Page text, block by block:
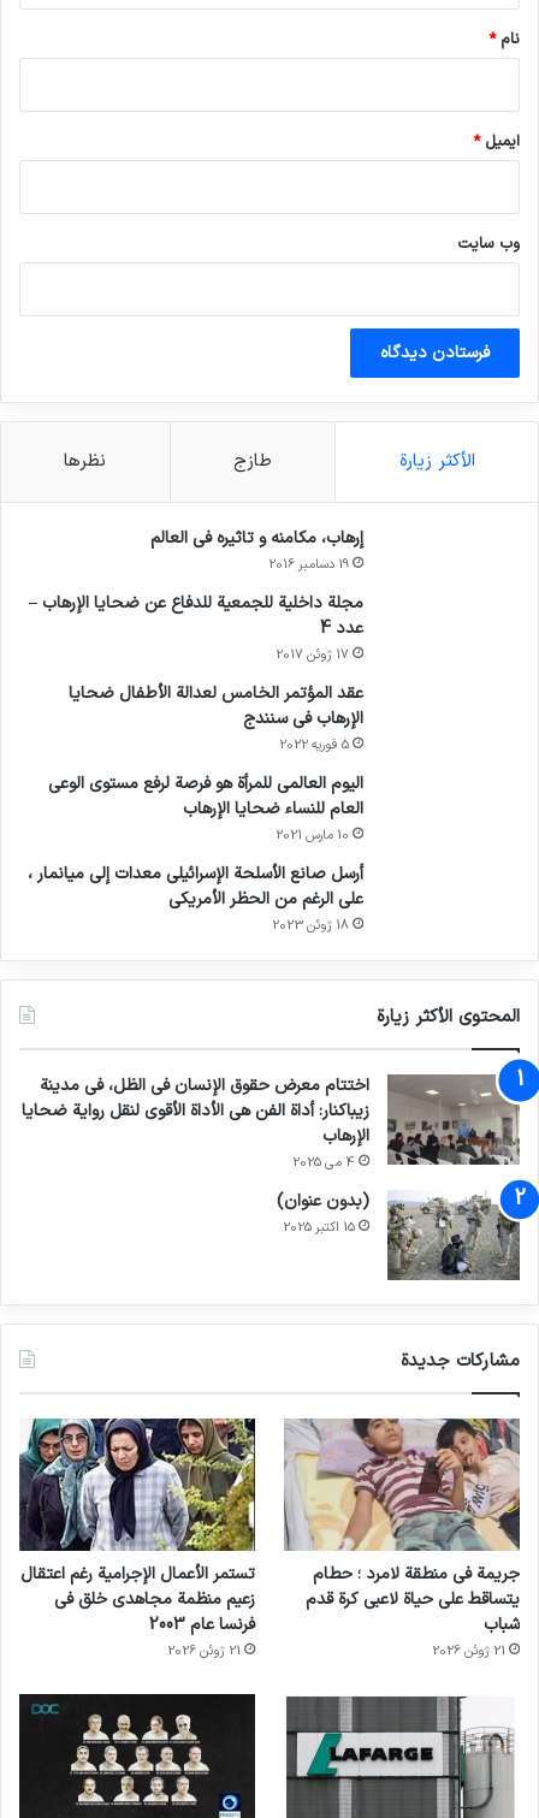
نام*
ایمیل*
وب‌ سایت
الأكثر زيارة طازج نظرها
إرهاب، مكامنه و تاثيره في العالم
19 دسامبر 2016
مجلة داخلية للجمعية للدفاع عن ضحايا الإرهاب –
عدد 4
17 ژوئن 2017
عقد المؤتمر الخامس لعدالة الأطفال ضحايا
الإرهاب في سنندج
5 فوریه 2022
اليوم العالمي للمرأة هو فرصة لرفع مستوى الوعي
العام للنساء ضحايا الإرهاب
10 مارس 2021
أرسل صانع الأسلحة الإسرائيلي معدات إلى ميانمار ،
على الرغم من الحظر الأمريكي
18 ژوئن 2023
المحتوى الأكثر زيارة
اختتام معرض حقوق الإنسان في الظل، في مدينة
زيباكنار: أداة الفن هي الأداة الأقوى لنقل رواية ضحايا
الإرهاب
4 می 2025
(بدون عنوان)
15 اکتبر 2025
مشاركات جديدة
جريمة في منطقة لامرد ؛ حطام
يتساقط على حياة لاعبي كرة قدم
شباب
21 ژوئن 2026
تستمر الأعمال الإجرامية رغم اعتقال
زعيم منظمة مجاهدي خلق في
فرنسا عام 2003
21 ژوئن 2026